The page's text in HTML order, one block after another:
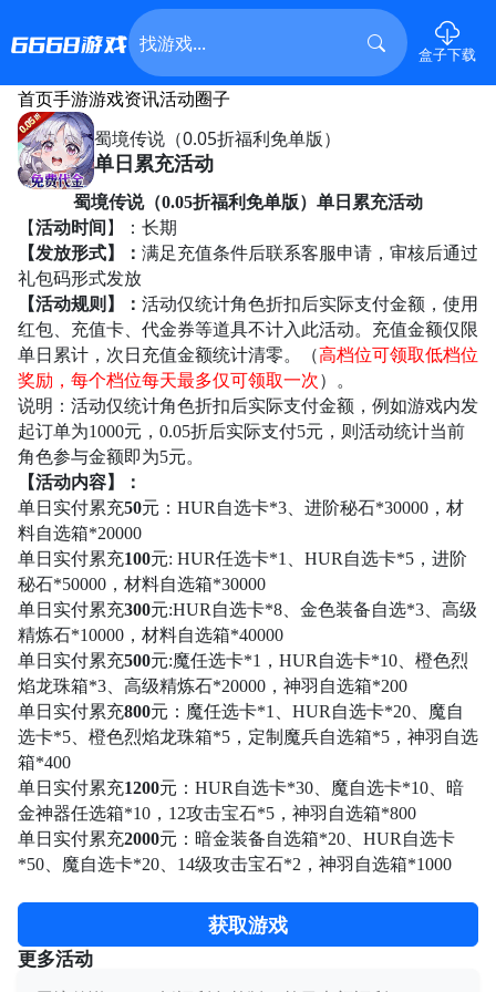
盒子下载
首页手游游戏资讯活动圈子
蜀境传说（0.05折福利免单版）
单日累充活动
蜀境传说（0.05折福利免单版）单日累充活动
【活动时间 】：长期
【发放形式】： 满足充值条件后联系客服申请，审核后通过
礼包码形式发放
【活动规则】： 活动仅统计角色折扣后实际支付金额，使用
红包、充值卡、代金券等道具不计入此活动。充值金额仅限
单日累计，次日充值金额统计清零。（高档位可领取低档位
奖励，每个档位每天最多仅可领取一次）。
说明：活动仅统计角色折扣后实际支付金额，例如游戏内发
起订单为1000元，0.05折后实际支付5元，则活动统计当前
角色参与金额即为5元。
【活动内容】：
单日实付累充50元： HUR自选卡*3、进阶秘石*30000，材
料自选箱*20000
单日实付累充100元: HUR任选卡*1、HUR自选卡*5，进阶
秘石*50000，材料自选箱*30000
单日实付累充300元:HUR自选卡*8、金色装备自选*3、高级
精炼石*10000，材料自选箱*40000
单日实付累充500元:魔任选卡*1，HUR自选卡*10、橙色烈
焰龙珠箱*3、高级精炼石*20000，神羽自选箱*200
单日实付累充800元：魔任选卡*1、HUR自选卡*20、魔自
选卡*5、橙色烈焰龙珠箱*5，定制魔兵自选箱*5，神羽自选
箱*400
单日实付累充1200元： HUR自选卡*30、魔自选卡*10、暗
金神器任选箱*10，12攻击宝石*5，神羽自选箱*800
单日实付累充2000元：暗金装备自选箱*20、HUR自选卡
*50、魔自选卡*20、14级攻击宝石*2，神羽自选箱*1000
获取游戏
更多活动